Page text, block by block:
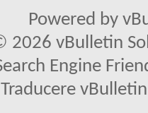
Powered by
2026 vBulletin
Engine
Traducere